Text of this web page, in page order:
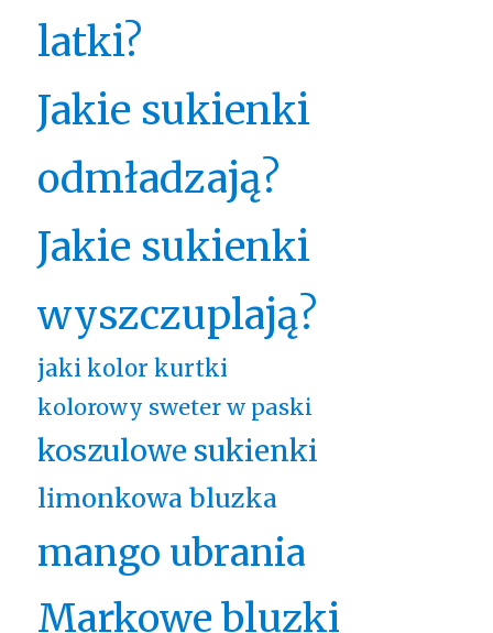
latki?
Jakie sukienki
odmładzają?
Jakie sukienki
wyszczuplają?
jaki kolor kurtki
kolorowy sweter w paski
koszulowe sukienki
limonkowa bluzka
mango ubrania
Markowe bluzki